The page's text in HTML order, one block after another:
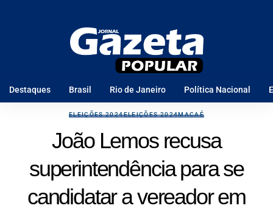
Destaques Brasil Rio de Janeiro Política Nacional
ELEIÇÕES 2024ELEIÇÕES 2024MACAÉ
João Lemos recusa
superintendência para se
candidatar a vereador em